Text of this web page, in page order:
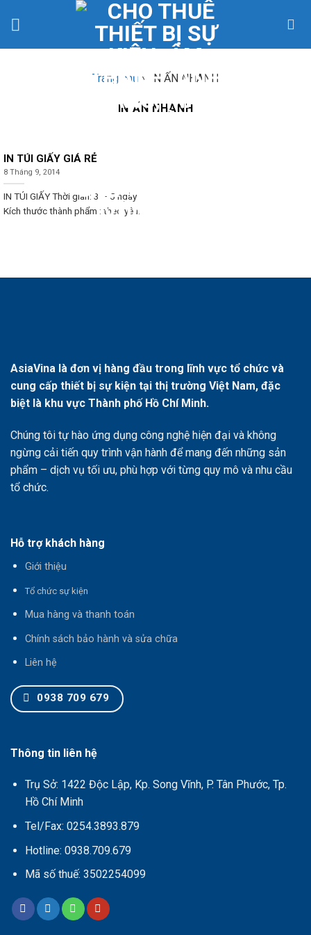
Trang chủ » IN ẤN NHANH
IN ẤN NHANH
IN TÚI GIẤY GIÁ RẺ
8 Tháng 9, 2014
IN TÚI GIẤY Thời gian: 3 – 5 ngày
Kích thước thành phẩm : theo yêu...
AsiaVina là đơn vị hàng đầu trong lĩnh vực tổ chức và
cung cấp thiết bị sự kiện tại thị trường Việt Nam, đặc
biệt là khu vực Thành phố Hồ Chí Minh.
Chúng tôi tự hào ứng dụng công nghệ hiện đại và không
ngừng cải tiến quy trình vận hành để mang đến những sản
phẩm – dịch vụ tối ưu, phù hợp với từng quy mô và nhu cầu
tổ chức.
Hỗ trợ khách hàng
Giới thiệu
Tổ chức sự kiện
Mua hàng và thanh toán
Chính sách bảo hành và sửa chữa
Liên hệ
0938 709 679
Thông tin liên hệ
Trụ Sở: 1422 Độc Lập, Kp. Song Vĩnh, P. Tân Phước, Tp.
Hồ Chí Minh
Tel/Fax: 0254.3893.879
Hotline: 0938.709.679
Mã số thuế: 3502254099